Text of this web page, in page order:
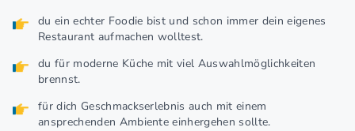
du ein echter Foodie bist und schon immer dein eigenes
Restaurant aufmachen wolltest.
du für moderne Küche mit viel Auswahlmöglichkeiten
brennst.
für dich Geschmackserlebnis auch mit einem
ansprechenden Ambiente einhergehen sollte.